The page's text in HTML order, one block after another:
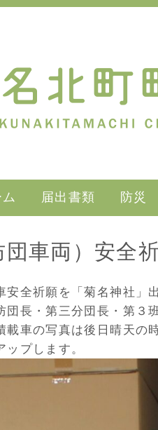
届出書類 防災
車両）安全
安全祈願を「菊名神社」
団長・第三分団長・第３
車の写真は後日晴天の
プします。